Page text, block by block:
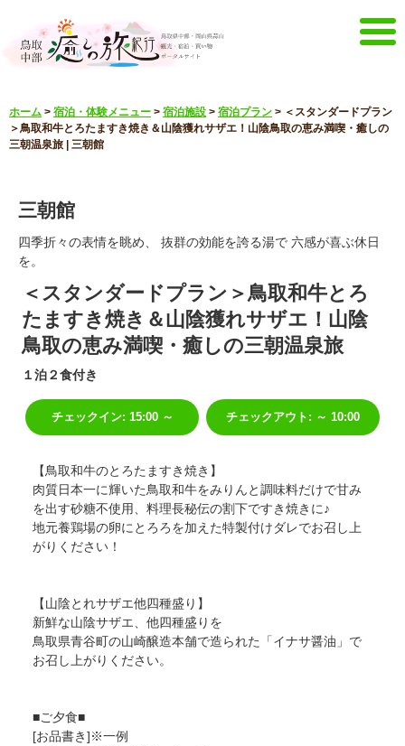
ホーム イベントキャンペーン
言語選択
English 한국어
中文簡体 中文繁體
メルマガ&パンフレット
メルマガ配信 パンフレット
その他のメニュー
サイトマップ 当サイトについて
著作権表記
ホーム > 宿泊・体験メニュー > 宿泊施設 > 宿泊プラン > ＜スタンダードプラン
＞鳥取和牛とろたますき焼き＆山陰獲れサザエ！山陰鳥取の恵み満喫・癒しの
三朝温泉旅 | 三朝館
三朝館
四季折々の表情を眺め、 抜群の効能を誇る湯で 六感が喜ぶ休日
を。
＜スタンダードプラン＞鳥取和牛とろ
たますき焼き＆山陰獲れサザエ！山陰
鳥取の恵み満喫・癒しの三朝温泉旅
１泊２食付き
チェックイン: 15:00 ～ チェックアウト : ～ 10:00
【鳥取和牛のとろたますき焼き】
肉質日本一に輝いた鳥取和牛をみりんと調味料だけで甘み
を出す砂糖不使用、料理長秘伝の割下ですき焼きに♪
地元養鶏場の卵にとろろを加えた特製付けダレでお召し上
がりください！
【山陰とれサザエ他四種盛り】
新鮮な山陰サザエ、他四種盛りを
鳥取県青谷町の山崎醸造本舗で造られた「イナサ醤油」で
お召し上がりください。
■ご夕食■
[お品書き]※一例